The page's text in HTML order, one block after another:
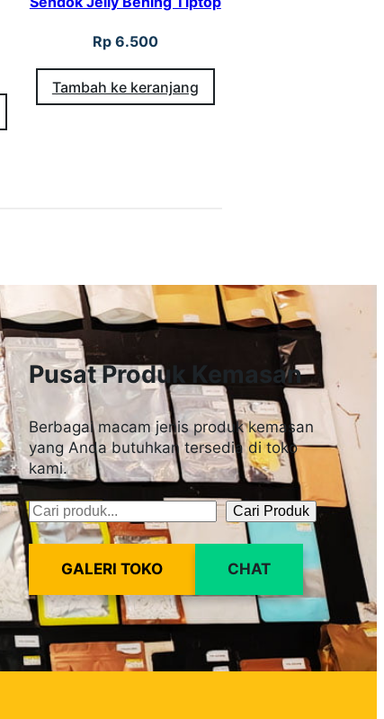
Rp6.500
Tambah ke keranjang
Pusat Produk Kemasan
Berbagai macam jenis produk kemasan
yang Anda butuhkan tersedia di toko
kami.
Pencarian Cari Produk
GALERI TOKO CHAT